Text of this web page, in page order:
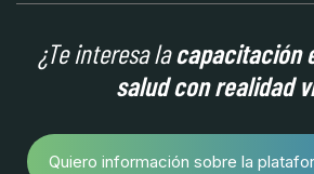
¿Te interesa lacapacitación
salud con realidad
Quiero información sobre la